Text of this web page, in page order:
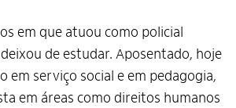
em que atuou como policial
de estudar. Aposentado, hoje
em serviço social e em pedagogia,
em áreas como direitos humanos